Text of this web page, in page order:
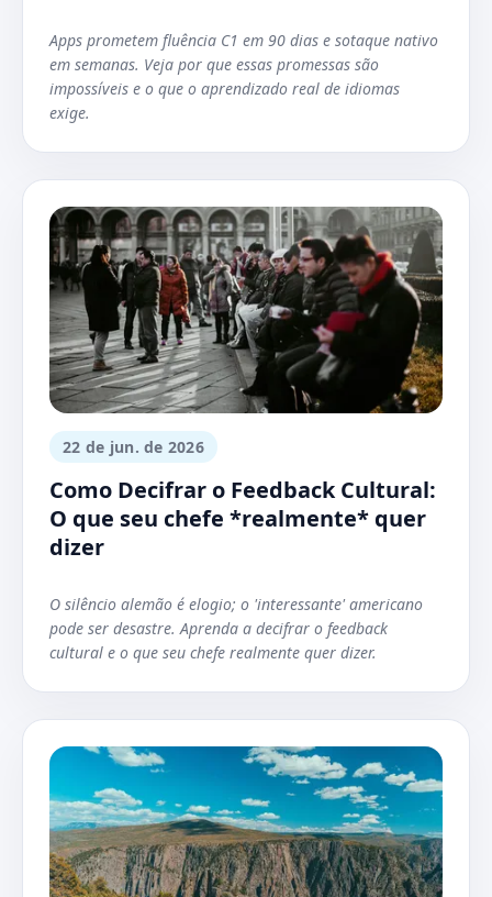
Apps prometem fluência C1 em 90 dias e sotaque nativo
em semanas. Veja por que essas promessas são
impossíveis e o que o aprendizado real de idiomas
exige.
22 de jun. de 2026
Como Decifrar o Feedback Cultural:
O que seu chefe *realmente* quer
dizer
O silêncio alemão é elogio; o 'interessante' americano
pode ser desastre. Aprenda a decifrar o feedback
cultural e o que seu chefe realmente quer dizer.